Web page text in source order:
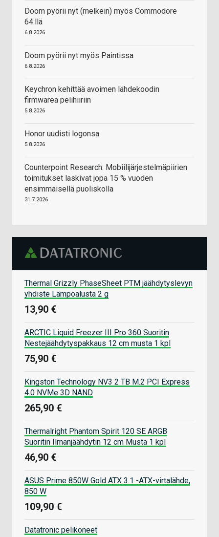
Doom pyörii nyt (melkein) myös Commodore
64:llä
6.8.2026
Doom pyörii nyt myös Paintissa
6.8.2026
Keychron kehittää avoimen lähdekoodin
firmwarea pelihiiriin
5.8.2026
Honor uudisti logonsa
5.8.2026
Counterpoint Research: Mobiilijärjestelmäpiirien
toimitukset laskivat jopa 15 % vuoden
ensimmäisellä puoliskolla
31.7.2026
Thermal Grizzly PhaseSheet PTM jäähdytyslevyn
yhdiste Lämpöalusta 2 g
13,90 €
ARCTIC Liquid Freezer III Pro 360 Suoritin
Nestejäähdytyspakkaus 12 cm musta 1 kpl
75,90 €
Kingston Technology NV3 2 TB M.2 PCI Express
4.0 NVMe 3D NAND
265,90 €
Thermalright Phantom Spirit 120 SE ARGB
Suoritin Ilmanjäähdytin 12 cm Musta 1 kpl
46,90 €
ASUS Prime 850W Gold ATX 3.1 -ATX-virtalähde,
850 W
109,90 €
Datatronic pelikoneet